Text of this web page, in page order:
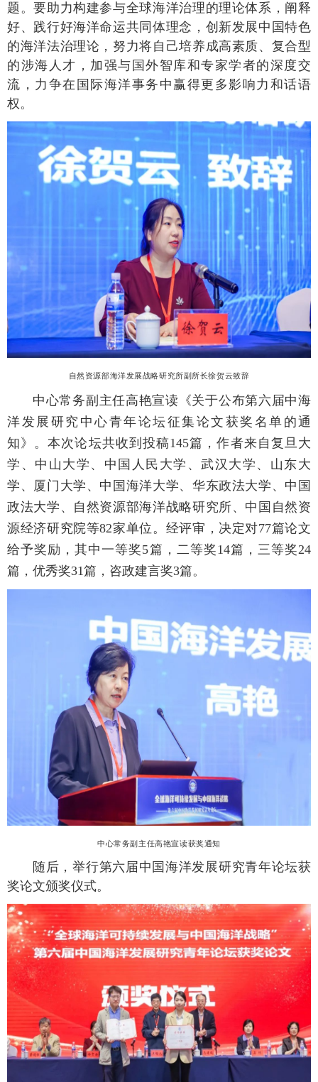
题。要助力构建参与全球海洋治理的理论体系，阐释
好、践行好海洋命运共同体理念，创新发展中国特色
的海洋法治理论，努力将自己培养成高素质、复合型
的涉海人才，加强与国外智库和专家学者的深度交
流，力争在国际海洋事务中赢得更多影响力和话语
权。
自然资源部海洋发展战略研究所副所长徐贺云致辞
中心常务副主任高艳宣读《关于公布第六届中海
洋发展研究中心青年论坛征集论文获奖名单的通
知》。本次论坛共收到投稿145篇，作者来自复旦大
学、中山大学、中国人民大学、武汉大学、山东大
学、厦门大学、中国海洋大学、华东政法大学、中国
政法大学、自然资源部海洋战略研究所、中国自然资
源经济研究院等82家单位。经评审，决定对77篇论文
给予奖励，其中一等奖5篇，二等奖14篇，三等奖24
篇，优秀奖31篇，咨政建言奖3篇。
中心常务副主任高艳宣读获奖通知
随后，举行第六届中国海洋发展研究青年论坛获
奖论文颁奖仪式。